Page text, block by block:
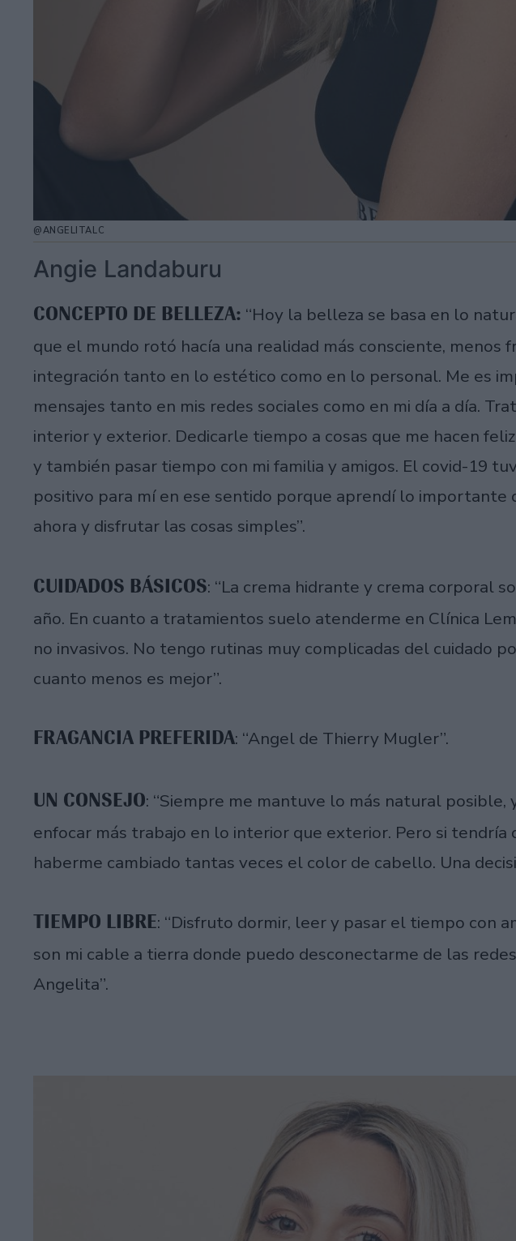
@ANGELITALC
Angie Landaburu
CONCEPTO DE BELLEZA: “Hoy la belleza se basa en lo
que el mundo rotó hacía una realidad más consciente, menos
integración tanto en lo estético como en lo personal. Me es
mensajes tanto en mis redes sociales como en mi día a día.
interior y exterior. Dedicarle tiempo a cosas que me hacen
y también pasar tiempo con mi familia y amigos. El covid-19
positivo para mí en ese sentido porque aprendí lo importante
ahora y disfrutar las cosas simples”.
CUIDADOS BÁSICOS: “La crema hidrante y crema corporal
año. En cuanto a tratamientos suelo atenderme en Clínica
no invasivos. No tengo rutinas muy complicadas del cuidado
cuanto menos es mejor”.
FRAGANCIA PREFERIDA: “Angel de Thierry Mugler”.
UN CONSEJO: “Siempre me mantuve lo más natural
enfocar más trabajo en lo interior que exterior. Pero si tendría
haberme cambiado tantas veces el color de cabello. Una
TIEMPO LIBRE: “Disfruto dormir, leer y pasar el tiempo con
son mi cable a tierra donde puedo desconectarme de las
Angelita”.